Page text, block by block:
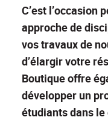
C’est l’occasion
approche de
vos travaux de
d’élargir votre
Boutique offre
développer un
étudiants dans